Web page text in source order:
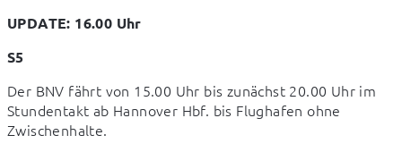
UPDATE: 16.00 Uhr
S5
Der BNV fährt von 15.00 Uhr bis zunächst 20.00 Uhr im
Stundentakt ab Hannover Hbf. bis Flughafen ohne
Zwischenhalte.